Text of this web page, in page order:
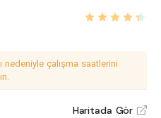
nedeniyle çalışma saatlerini
Haritada Gör V